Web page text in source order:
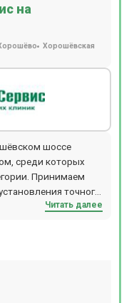
на
Хорошёвская
шоссе
среди которых
Принимаем
точного
диагностику: УЗИ, ДС
цистоскопию,
А также, при
Читать далее